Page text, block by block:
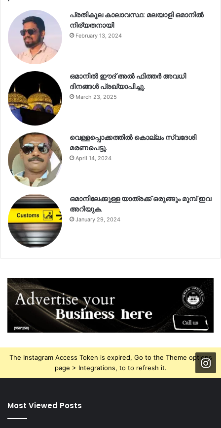
പ്രതികൂല കാലാവസ്ഥ: മലയാളി ഒമാനിൽ
നിര്യതനായി
February 13, 2024
ഒമാനിൽ ഈദ് അൽ ഫിത്തർ അവധി
ദിനങ്ങൾ പ്രഖ്യാപിച്ചു.
March 23, 2025
വെള്ളപ്പൊക്കത്തിൽ കൊല്ലം സ്വദേശി
മരണപെട്ടു.
April 14, 2024
ഒമാനിലേക്കുള്ള യാത്രക്ക് ഒരുങ്ങും മുമ്പ് ഇവ
അറിയുക.
January 29, 2024
The Instagram Access Token is expired, Go to the Theme options
page > Integrations, to to refresh it.
Most Viewed Posts